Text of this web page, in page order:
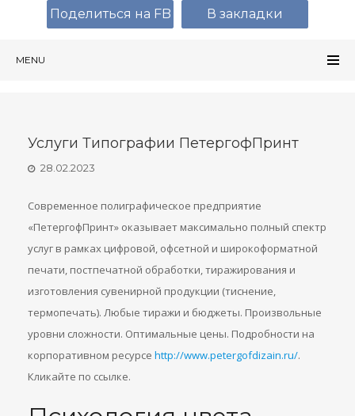
MENU
Услуги Типографии ПетергофПринт
28.02.2023
Современное полиграфическое предприятие
«ПетергофПринт» оказывает максимально полный спектр
услуг в рамках цифровой, офсетной и широкоформатной
печати, постпечатной обработки, тиражирования и
изготовления сувенирной продукции (тиснение,
термопечать). Любые тиражи и бюджеты. Произвольные
уровни сложности. Оптимальные цены. Подробности на
корпоративном ресурсе http://www.petergofdizain.ru/.
Кликайте по ссылке.
Поделиться на FB В закладки